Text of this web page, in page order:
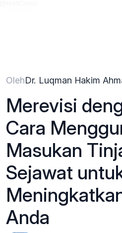
OlehDr. Luqman Hakim
Merevisi
Cara
Masukan
Sejawat
Anda